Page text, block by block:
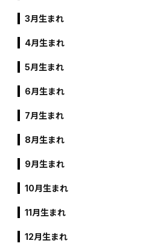
3月生まれ
4月生まれ
5月生まれ
6月生まれ
7月生まれ
8月生まれ
9月生まれ
10月生まれ
11月生まれ
12月生まれ